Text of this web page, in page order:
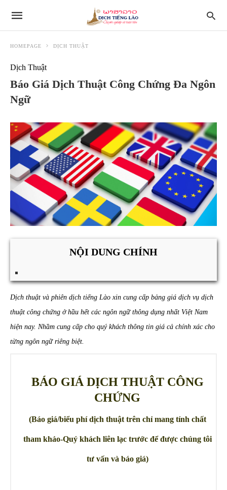
HOMEPAGE DỊCH THUẬT
Dịch Thuật
Báo Giá Dịch Thuật Công Chứng Đa Ngôn
Ngữ
NỘI DUNG CHÍNH
Dịch thuật và phiên dịch tiếng Lào xin cung cấp bảng giá dịch vụ dịch
thuật công chứng ở hầu hết các ngôn ngữ thông dụng nhất Việt Nam
hiện nay. Nhầm cung cấp cho quý khách thông tin giá cả chính xác cho
từng ngôn ngữ riêng biệt.
BÁO GIÁ DỊCH THUẬT CÔNG
CHỨNG
(Báo giá/biểu phí dịch thuật trên chỉ mang tính chất
tham khảo-Quý khách liên lạc trước để được chúng tôi
tư vấn và báo giá)